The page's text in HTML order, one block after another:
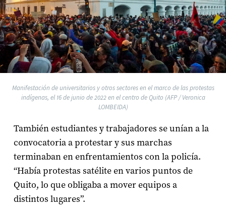
Manifestación de universitarios y otros sectores en el marco de las protestas
indígenas, el 16 de junio de 2022 en el centro de Quito (AFP / Veronica
LOMBEIDA)
También estudiantes y trabajadores se unían a la
convocatoria a protestar y sus marchas
terminaban en enfrentamientos con la policía.
“Había protestas satélite en varios puntos de
Quito, lo que obligaba a mover equipos a
distintos lugares”.